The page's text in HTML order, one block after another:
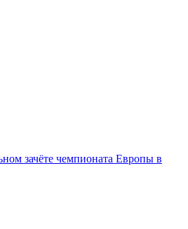
зачёте чемпионата Европы в